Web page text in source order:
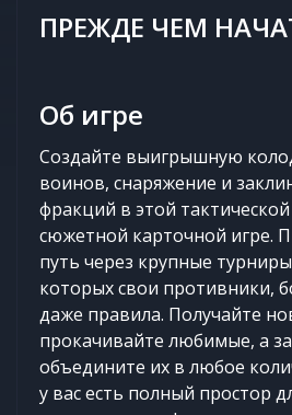
ПРЕЖДЕ ЧЕМ
Об игре
Создайте выигрышную
воинов, снаряжение и
фракций в этой
сюжетной карточной игре.
путь через крупные
которых свои противники,
даже правила. Получайте
прокачивайте любимые, а
объедините их в любое
у вас есть полный простор